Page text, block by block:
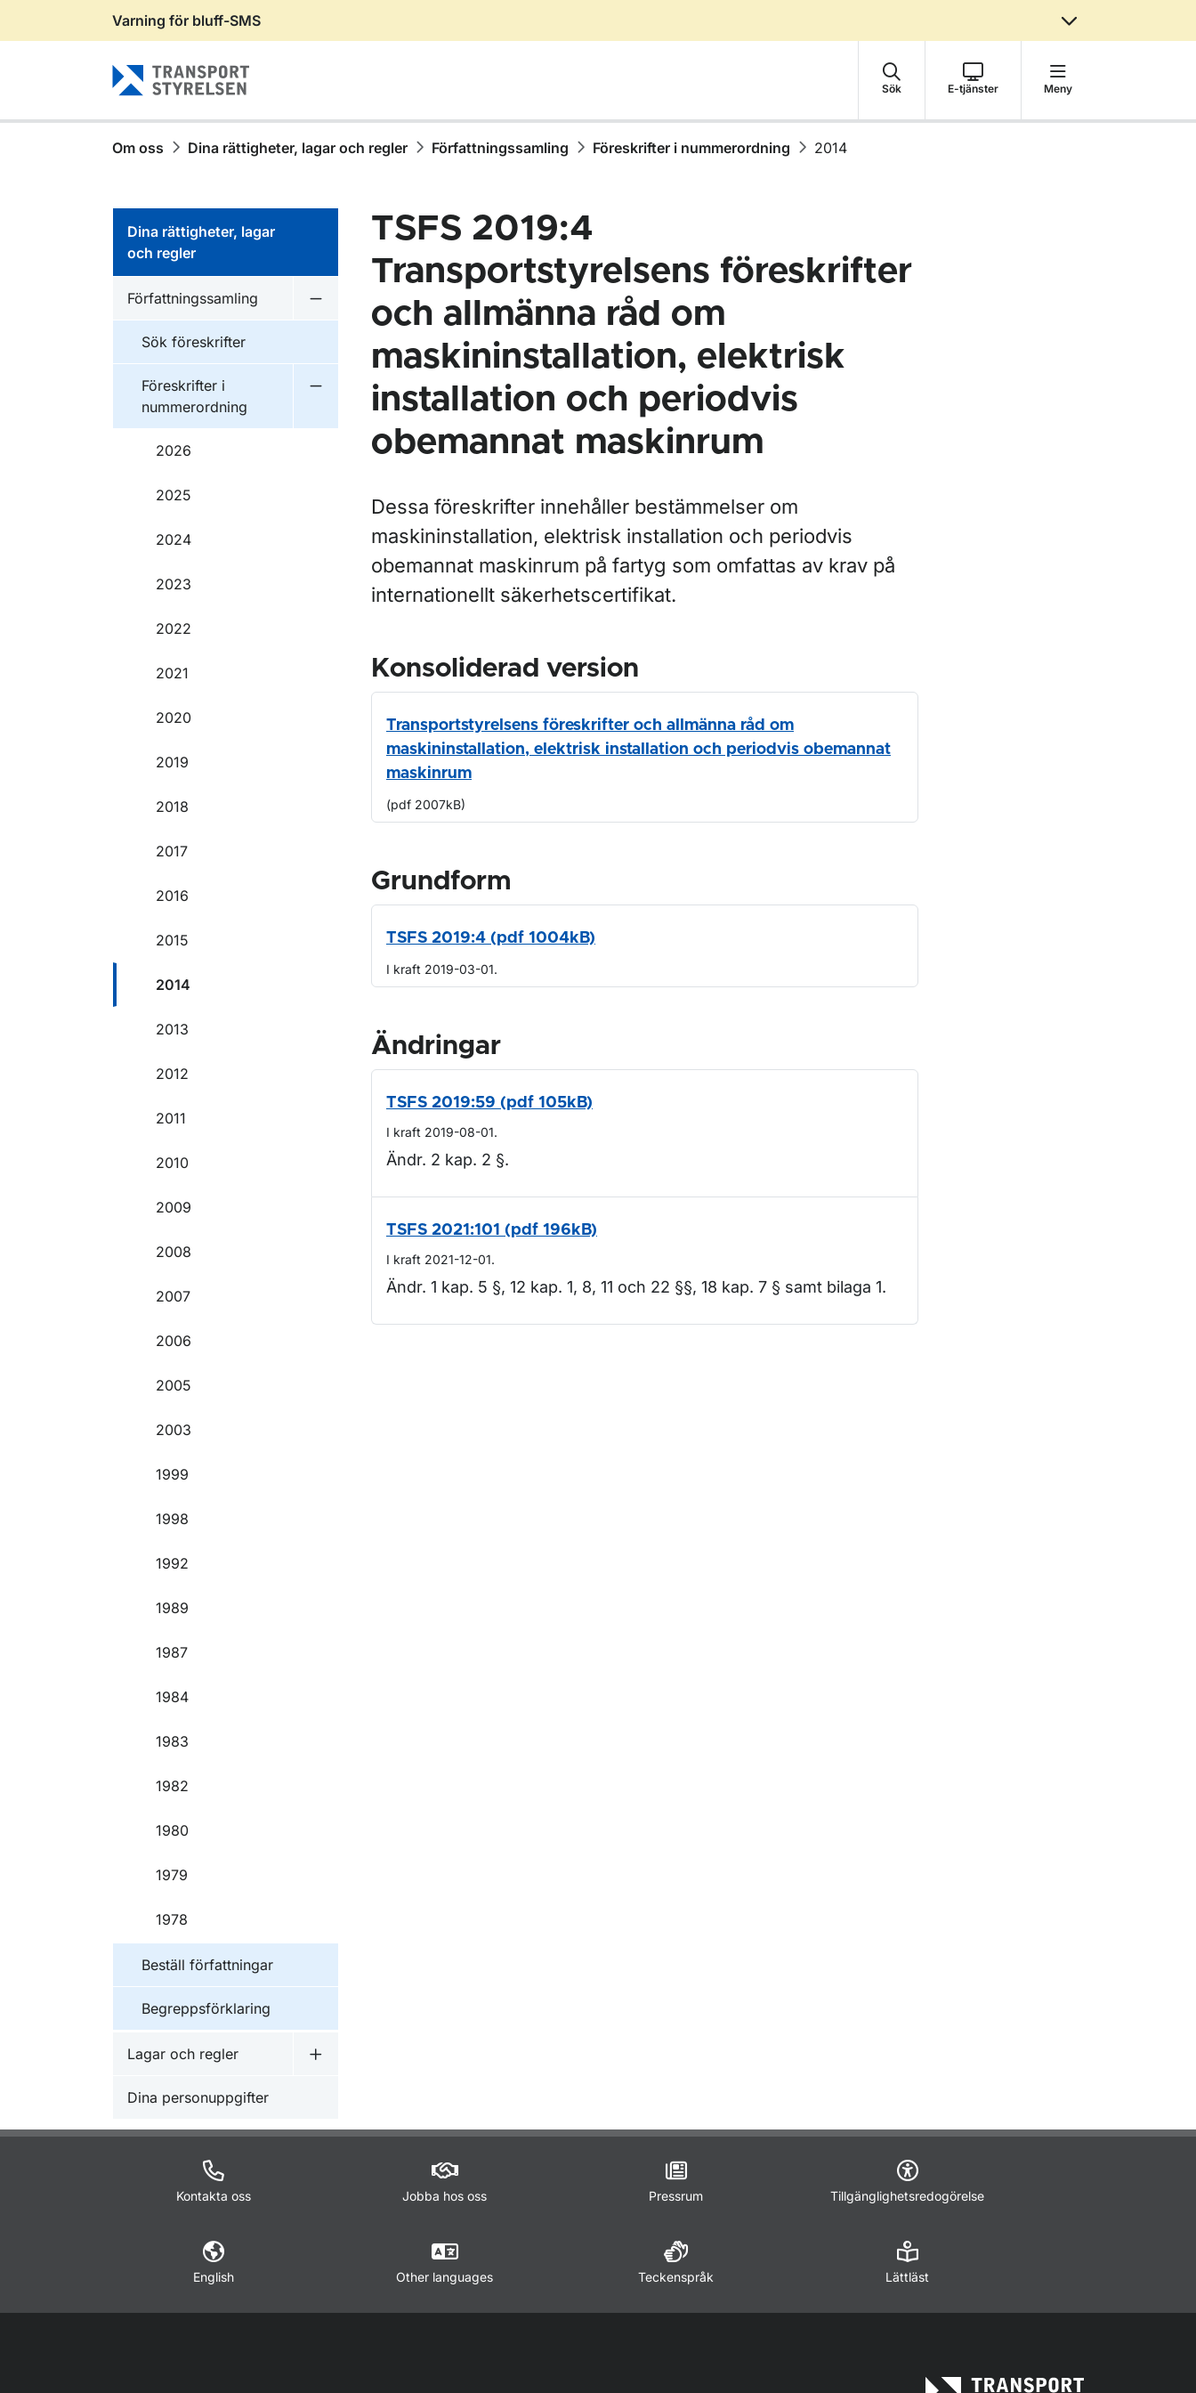
Gå till sidans innehåll
Varning för bluff-SMS
Sök E-tjänster Meny
Om oss Dina rättigheter, lagar och regler Författningssamling Föreskrifter i nummerordning 2014
Dina rättigheter, lagar
och regler
Författningssamling
Undermeny för Författningssamling
Sök föreskrifter
Föreskrifter i
nummerordning
Undermeny för Föreskrifter i nummerordning
2026
2025
2024
2023
2022
2021
2020
2019
2018
2017
2016
2015
2014
2013
2012
2011
2010
2009
2008
2007
2006
2005
2003
1999
1998
1992
1989
1987
1984
1983
1982
1980
1979
1978
Beställ författningar
Begreppsförklaring
Lagar och regler
Undermeny för Lagar och regler
Dina personuppgifter
TSFS 2019:4
Transportstyrelsens föreskrifter
och allmänna råd om
maskininstallation, elektrisk
installation och periodvis
obemannat maskinrum
Dessa föreskrifter innehåller bestämmelser om
maskininstallation, elektrisk installation och periodvis
obemannat maskinrum på fartyg som omfattas av krav på
internationellt säkerhetscertifikat.
Konsoliderad version
Transportstyrelsens föreskrifter och allmänna råd om
maskininstallation, elektrisk installation och periodvis obemannat
maskinrum
(pdf 2007kB)
Grundform
TSFS 2019:4 (pdf 1004kB)
I kraft 2019-03-01.
Ändringar
TSFS 2019:59 (pdf 105kB)
I kraft 2019-08-01.
Ändr. 2 kap. 2 §.
TSFS 2021:101 (pdf 196kB)
I kraft 2021-12-01.
Ändr. 1 kap. 5 §, 12 kap. 1, 8, 11 och 22 §§, 18 kap. 7 § samt bilaga 1.
Kontakta oss Jobba hos oss Pressrum Tillgänglighetsredogörelse
English Other languages Teckenspråk Lättläst